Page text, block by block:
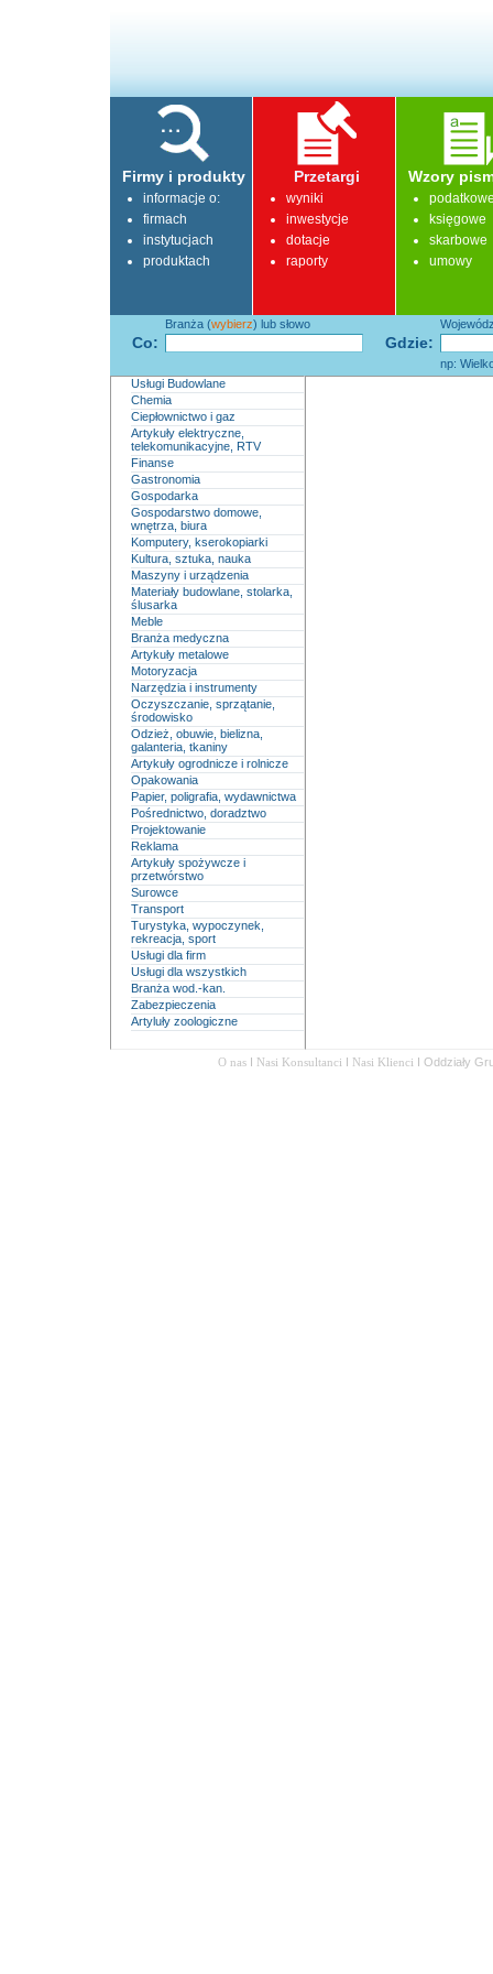
Firmy i produkty
informacje o:
firmach
instytucjach
produktach
Przetargi
wyniki
inwestycje
dotacje
raporty
Wzory
księgowe
skarbowe
umowy
Co: Gdzie:
Branża (wybierz) lub słowo
np:
Usługi Budowlane
Chemia
Ciepłownictwo i gaz
Artykuły elektryczne,
telekomunikacyjne, RTV
Finanse
Gastronomia
Gospodarka
Gospodarstwo domowe,
wnętrza, biura
Komputery, kserokopiarki
Kultura, sztuka, nauka
Maszyny i urządzenia
Materiały budowlane, stolarka,
ślusarka
Meble
Branża medyczna
Artykuły metalowe
Motoryzacja
Narzędzia i instrumenty
Oczyszczanie, sprzątanie,
środowisko
Odzież, obuwie, bielizna,
galanteria, tkaniny
Artykuły ogrodnicze i rolnicze
Opakowania
Papier, poligrafia, wydawnictwa
Pośrednictwo, doradztwo
Projektowanie
Reklama
Artykuły spożywcze i
przetwórstwo
Surowce
Transport
Turystyka, wypoczynek,
rekreacja, sport
Usługi dla firm
Usługi dla wszystkich
Branża wod.-kan.
Zabezpieczenia
Artyluły zoologiczne
O nas I Nasi Konsultanci I Nasi Klienci I Oddziały